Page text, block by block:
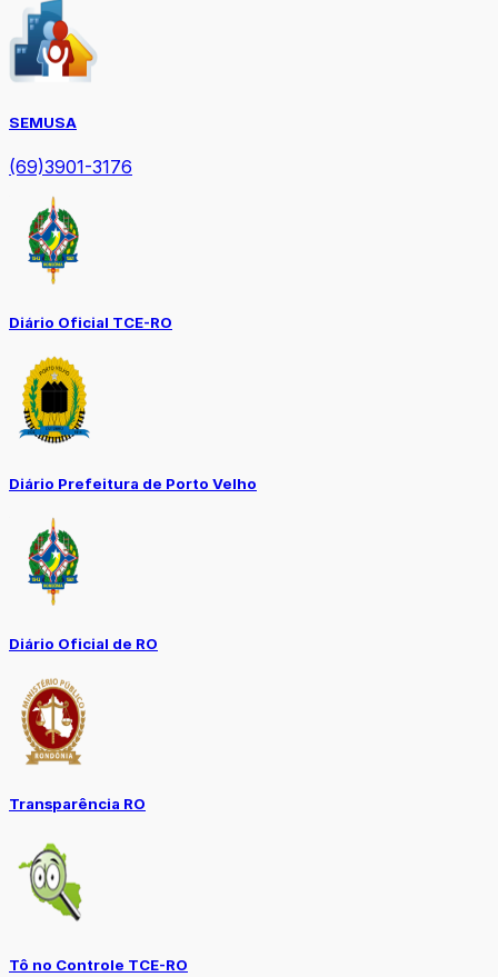
SEMUSA
(69)3901-3176
Diário Oficial TCE-RO
Diário Prefeitura de Porto Velho
Diário Oficial de RO
Transparência RO
Tô no Controle TCE-RO